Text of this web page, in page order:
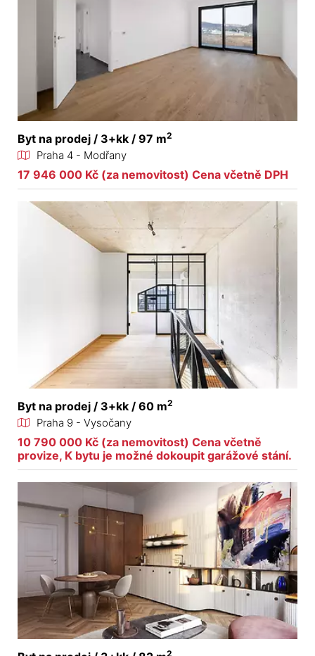
Byt na prodej / 3+kk / 97 m2
Praha 4 - Modřany
17 946 000 Kč (za nemovitost) Cena včetně DPH
Byt na prodej / 3+kk / 60 m2
Praha 9 - Vysočany
10 790 000 Kč (za nemovitost) Cena včetně
provize, K bytu je možné dokoupit garážové stání.
2